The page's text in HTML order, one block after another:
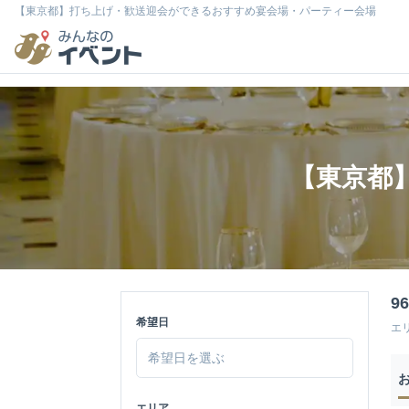
【東京都】打ち上げ・歓送迎会ができるおすすめ宴会場・パーティー会場
【東京
希望日 エ